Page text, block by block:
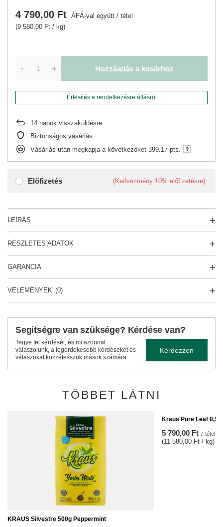
Előfizetés (Kedvezmény 10% előfizetésre)
4 790,00 Ft ÁFÁ-val együtt / tétel
(9 580,00 Ft / kg)
- + Hozzáadás a kosárhoz
Értesítés a rendelkezésre állásról
14 napok visszaküldésre
Biztonságos vásárlás
Vásárlás után megkapja a következőket 399.17 pts.
LEÍRÁS
RÉSZLETES ADATOK
GARANCIA
VÉLEMÉNYEK (0)
Segítségre van szüksége? Kérdése van?
Tegye fel kérdését, és mi azonnal
válaszolunk, a legérdekesebb kérdéseket és
válaszokat közzétesszük mások számára..
Kérdezzen
TÖBBET LÁTNI
KRAUS Silvestre 500g Peppermint
Kraus Pure Leaf
5 790,00 Ft / tétel
(11 580,00 Ft / kg)